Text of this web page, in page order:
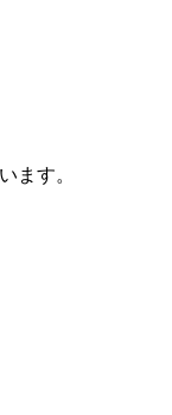
ます。